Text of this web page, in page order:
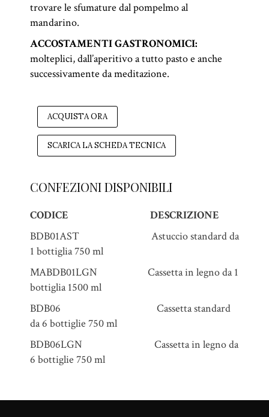
trovare le sfumature dal pompelmo al
mandarino.
ACCOSTAMENTI GASTRONOMICI:
molteplici, dall’aperitivo a tutto pasto e anche
successivamente da meditazione.
ACQUISTA ORA
SCARICA LA SCHEDA TECNICA
CONFEZIONI DISPONIBILI
CODICE
DESCRIZIONE
BDB01AST Astuccio standard da
1 bottiglia 750 ml
MABDB01LGN Cassetta in legno da 1
bottiglia 1500 ml
BDB06 Cassetta standard
da 6 bottiglie 750 ml
BDB06LGN Cassetta in legno da
6 bottiglie 750 ml